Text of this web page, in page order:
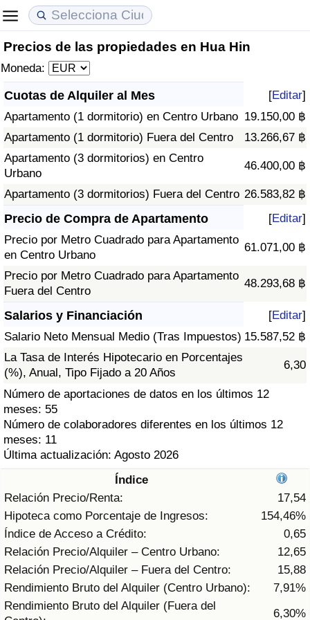
Precios de las propiedades en Hua Hin
Moneda:
Cuotas de Alquiler al Mes [Editar]
Apartamento (1 dormitorio) en Centro Urbano 19.150,00 ฿
Apartamento (1 dormitorio) Fuera del Centro
13.266,67 ฿
Apartamento (3 dormitorios) en Centro
Urbano
46.400,00 ฿
Apartamento (3 dormitorios) Fuera del Centro 26.583,82 ฿
Precio de Compra de Apartamento [Editar]
Precio por Metro Cuadrado para Apartamento
en Centro Urbano
61.071,00 ฿
Precio por Metro Cuadrado para Apartamento
Fuera del Centro
48.293,68 ฿
Salarios y Financiación [Editar]
Salario Neto Mensual Medio (Tras Impuestos) 15.587,52 ฿
La Tasa de Interés Hipotecario en Porcentajes
(%), Anual, Tipo Fijado a 20 Años
6,30
Número de aportaciones de datos en los últimos 12
meses: 55
Número de colaboradores diferentes en los últimos 12
meses: 11
Última actualización: Agosto 2026
Índice
Relación Precio/Renta:
17,54
Hipoteca como Porcentaje de Ingresos:
154,46%
Índice de Acceso a Crédito:
0,65
Relación Precio/Alquiler – Centro Urbano:
12,65
Relación Precio/Alquiler – Fuera del Centro:
15,88
Rendimiento Bruto del Alquiler (Centro Urbano):
7,91%
Rendimiento Bruto del Alquiler (Fuera del
6,30%
Coste de vida
Índice de Costo de Vida (Actual)
Índice de Costo de Vida
Índice de costo de vida por país
en aqaba
Precios de las propiedades
Índice de Precios de Inmuebles (Actual)
Índice de Precios de Inmuebles
Índice de Precios de Inmuebles por País
Calidad de Vida
Índice de Calidad de Vida
Índice de Calidad de Vida (Actual)
Índice de calidad de vida por país
Delincuencia
Calificación del Índice de Criminalidad
(Actual)
Índice de Criminalidad
Índice de criminalidad por país
Sanidad
Índice de Sanidad (Actual)
Índice de Sanidad
Índice de Sanidad por País
Contaminación
Índice de Contaminación (Actual)
Índice de contaminación
Índice de Contaminación por País